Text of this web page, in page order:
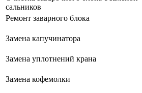
сальников
Ремонт заварного блока
Замена капучинатора
Замена уплотнений крана
Замена кофемолки